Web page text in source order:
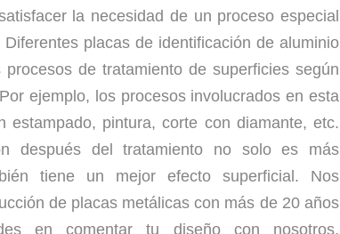
la necesidad de un proceso especial
placas de identificación de aluminio
de tratamiento de superficies según
ejemplo, los procesos involucrados en esta
estampado, pintura, corte con diamante, etc.
después del tratamiento no solo es más
tiene un mejor efecto superficial. Nos
de placas metálicas con más de 20 años
en comentar tu diseño con nosotros.